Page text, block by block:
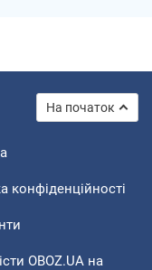
На початок
конфіденційності
OBOZ.UA на